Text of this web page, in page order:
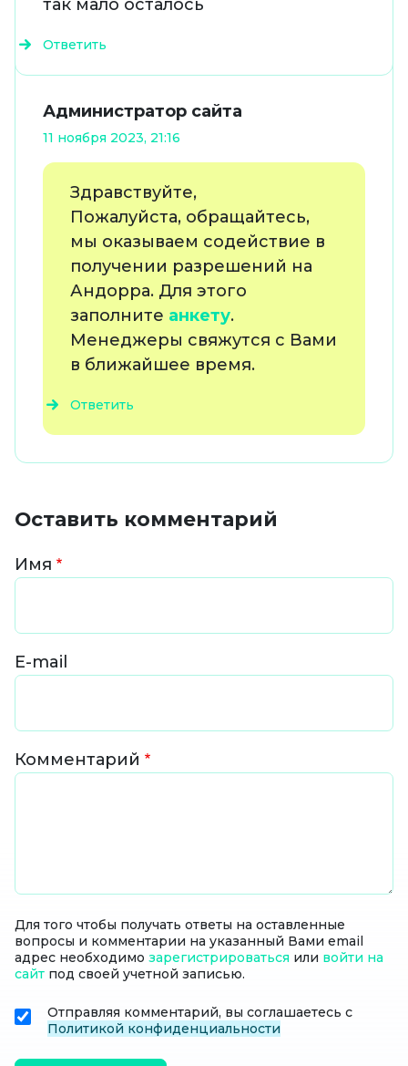
так мало осталось
Ответить
Администратор сайта
11 ноября 2023, 21:16
Здравствуйте,
Пожалуйста, обращайтесь,
мы оказываем содействие в
получении разрешений на
Андорра. Для этого
заполните анкету.
Менеджеры свяжутся с Вами
в ближайшее время.
Ответить
Оставить комментарий
Имя
E-mail
Комментарий
Для того чтобы получать ответы на оставленные
вопросы и комментарии на указанный Вами email
адрес необходимо зарегистрироваться или войти на
сайт под своей учетной записью.
Отправляя комментарий, вы соглашаетесь с
Политикой конфиденциальности